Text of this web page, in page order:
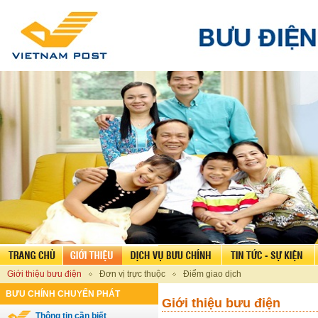
Giới thiệu bưu điện Đơn vị trực thuộc
Điểm giao dịch
BƯU CHÍNH CHUYỂN PHÁT
Thông tin cần biết
Giới thiệu bưu điện